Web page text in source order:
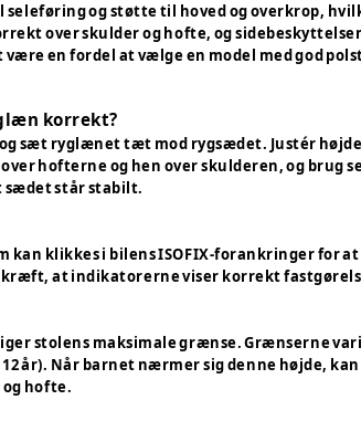
og støtte til hoved og overkrop,
over skulder og hofte, og
en fordel at vælge en model med god
korrekt?
sæt ryglænet tæt mod rygsædet. Justér
hofterne og hen over skulderen, og
sædet står stabilt.
kan klikkes i bilens ISOFIX-forankringer for
at indikatorerne viser korrekt
stolens maksimale grænse. Grænserne
år). Når barnet nærmer sig denne højde,
hofte.